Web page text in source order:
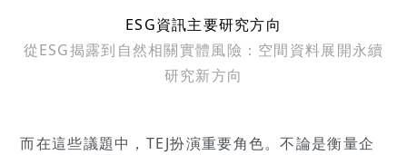
ESG資訊主要研究方向
從ESG揭露到自然相關實體風險：空間資料展開永續
研究新方向
而在這些議題中，TEJ扮演重要角色。不論是衡量企